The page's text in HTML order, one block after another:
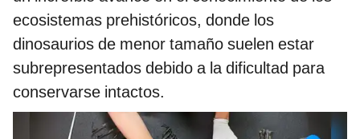
ecosistemas prehistóricos, donde los
dinosaurios de menor tamaño suelen estar
subrepresentados debido a la dificultad para
conservarse intactos.